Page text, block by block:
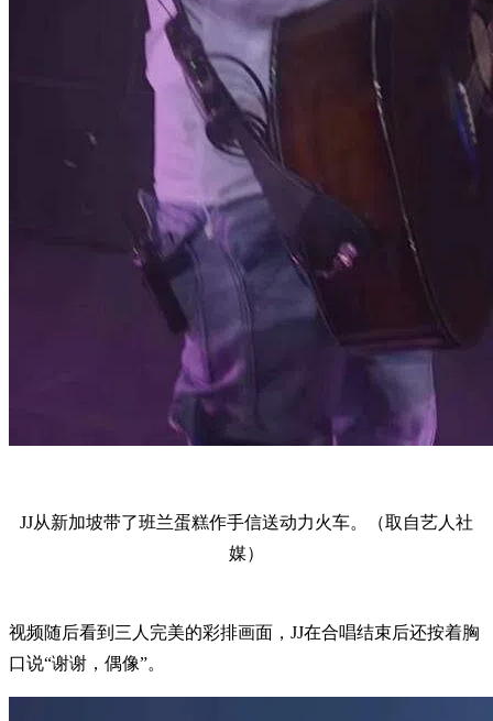
JJ从新加坡带了班兰蛋糕作手信送动力火车。（取自艺人社
媒）
视频随后看到三人完美的彩排画面，JJ在合唱结束后还按着胸
口说“谢谢，偶像”。